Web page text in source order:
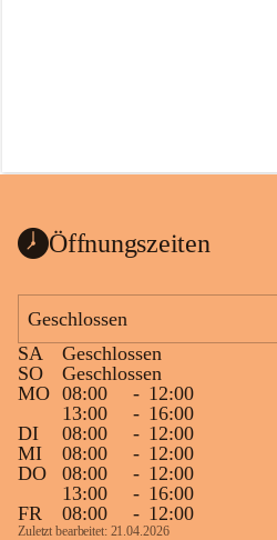
Wanduhr (!) benutzt und musste
Das Gemeindeamt freut sich sehr über die
Spende >lesenswerter< Bücher und
vorsortiert in die Bücherzelle eingeräumt
werden können.
Gleichzeitig möchten wir uns bei all Jenen
sehr herzlich bedanken, die bereits viele
tolle Bücher spendiert haben.
Öffnungszeiten
Geschlossen
SA
Geschlossen
SO
Geschlossen
MO 08:00 - 12:00
13:00
- 16:00
DI
08:00 - 12:00
MI
08:00 - 12:00
DO
08:00 - 12:00
13:00
- 16:00
FR
08:00 - 12:00
Zuletzt bearbeitet: 21.04.2026